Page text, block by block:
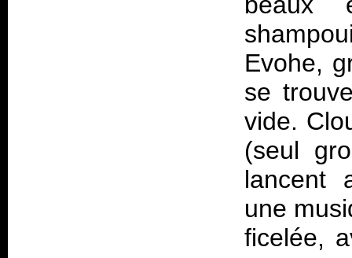
Evohe,
se
vide.
(seul
lancent
une
ficelée,